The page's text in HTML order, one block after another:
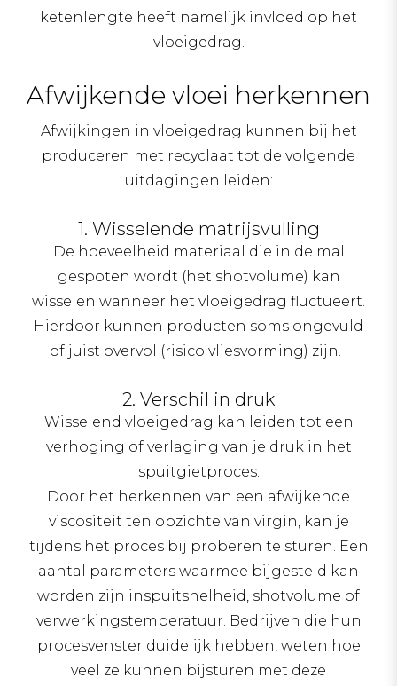
ketenlengte heeft namelijk invloed op het
vloeigedrag.
Afwijkende vloei herkennen
Afwijkingen in vloeigedrag kunnen bij het
produceren met recyclaat tot de volgende
uitdagingen leiden:
1. Wisselende matrijsvulling
De hoeveelheid materiaal die in de mal
gespoten wordt (het shotvolume) kan
wisselen wanneer het vloeigedrag fluctueert.
Hierdoor kunnen producten soms ongevuld
of juist overvol (risico vliesvorming) zijn.
2. Verschil in druk
Wisselend vloeigedrag kan leiden tot een
verhoging of verlaging van je druk in het
spuitgietproces.
Door het herkennen van een afwijkende
viscositeit ten opzichte van virgin, kan je
tijdens het proces bij proberen te sturen. Een
aantal parameters waarmee bijgesteld kan
worden zijn inspuitsnelheid, shotvolume of
verwerkingstemperatuur. Bedrijven die hun
procesvenster duidelijk hebben, weten hoe
veel ze kunnen bijsturen met deze